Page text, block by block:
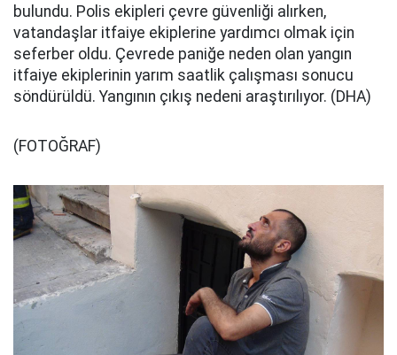
bulundu. Polis ekipleri çevre güvenliği alırken,
vatandaşlar itfaiye ekiplerine yardımcı olmak için
seferber oldu. Çevrede paniğe neden olan yangın
itfaiye ekiplerinin yarım saatlik çalışması sonucu
söndürüldü. Yangının çıkış nedeni araştırılıyor. (DHA)
(FOTOĞRAF)